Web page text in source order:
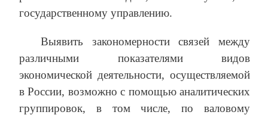
государственному управлению.
Выявить закономерности связей между
различными показателями видов
экономической деятельности, осуществляемой
в России, возможно с помощью аналитических
группировок, в том числе, по валовому